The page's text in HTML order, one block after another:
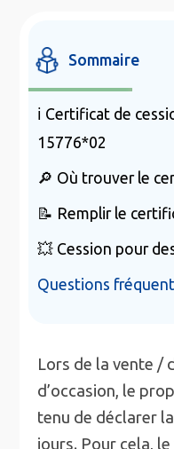
Sommaire
ℹ️ Certificat de
15776*02
🔎 Où trouver le
📝 Remplir le
💥 Cession pour
Questions
Lors de la vente /
d’occasion, le
tenu de déclarer
jours. Pour cela,